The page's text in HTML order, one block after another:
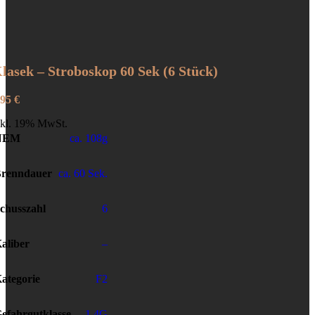
– Stroboskop 60 Sek (6 Stück)
€
19% MwSt.
ca. 108g
ca. 60 Sek.
6
–
F2